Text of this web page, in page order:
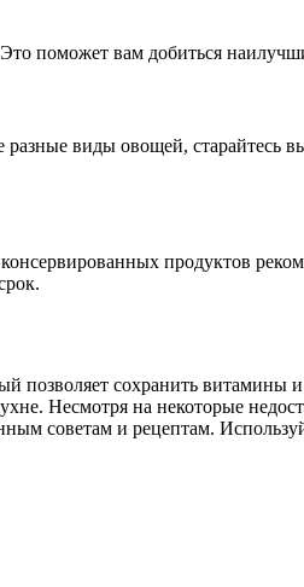
поможет вам добиться
виды овощей, старайтесь
продуктов
сохранить витамины и
Несмотря на некоторые
советам и рецептам.